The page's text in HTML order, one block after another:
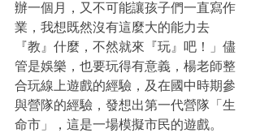
辦一個月，又不可能讓孩子們一直寫作
業，我想既然沒有這麼大的能力去
『教』什麼，不然就來『玩』吧！」儘
管是娛樂，也要玩得有意義，楊老師整
合玩線上遊戲的經驗，及在國中時期參
與營隊的經驗，發想出第一代營隊「生
命市」，這是一場模擬市民的遊戲。